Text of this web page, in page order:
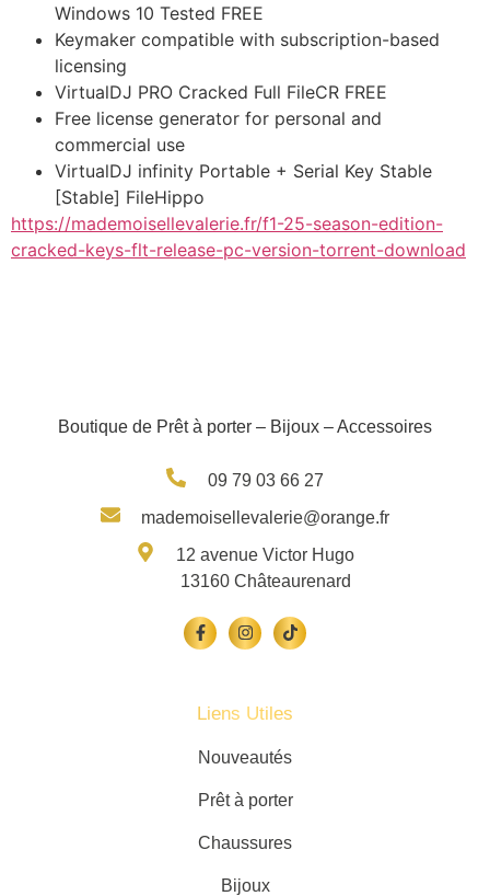
Windows 10 Tested FREE
Keymaker compatible with subscription-based
licensing
VirtualDJ PRO Cracked Full FileCR FREE
Free license generator for personal and
commercial use
VirtualDJ infinity Portable + Serial Key Stable
[Stable] FileHippo
https://mademoisellevalerie.fr/f1-25-season-edition-
cracked-keys-flt-release-pc-version-torrent-download
Boutique de Prêt à porter – Bijoux – Accessoires
09 79 03 66 27
mademoisellevalerie@orange.fr
12 avenue Victor Hugo
13160 Châteaurenard
Liens Utiles
Nouveautés
Prêt à porter
Chaussures
Bijoux